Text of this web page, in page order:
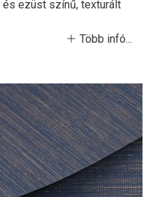
és ezüst színű, texturált
Több infó...